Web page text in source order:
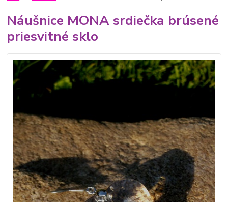
Náušnice MONA srdiečka brúsené
priesvitné sklo